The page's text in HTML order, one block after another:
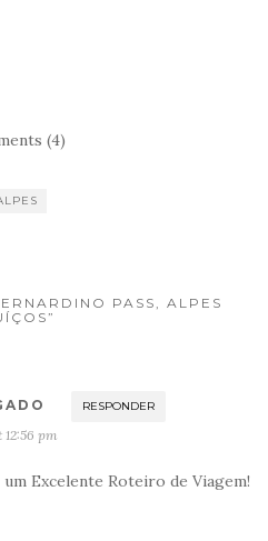
(4)
PASS, ALPES
RESPONDER
12:56 pm
um Excelente Roteiro de Viagem!